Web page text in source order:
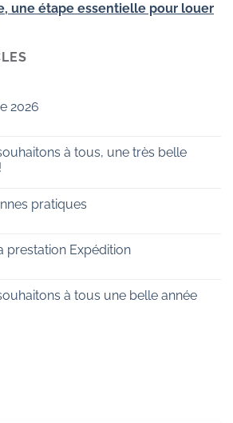
une étape essentielle pour louer
2026
à tous, une très belle
pratiques
prestation Expédition
à tous une belle année